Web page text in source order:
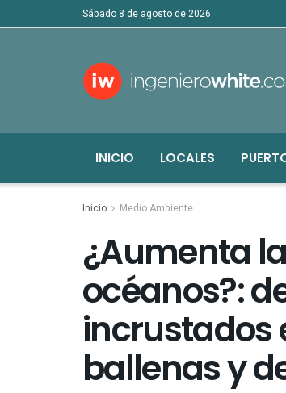
sábado 8 de agosto de 2026
INICIO LOCALES
Inicio Medio Ambiente
¿Aumenta
océanos?:
incrustados
ballenas y